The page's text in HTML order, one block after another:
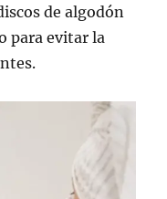
de algodón
para evitar la